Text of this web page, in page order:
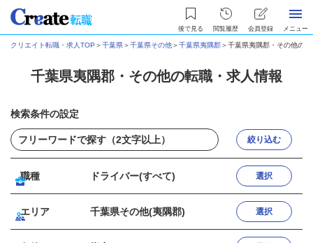
後で見る 閲覧履歴 会員登録 メニュー
クリエイト転職・求人TOP ＞千葉県＞千葉県その他＞千葉県夷隅郡＞千葉県夷隅郡・その他の
千葉県夷隅郡・その他の転職・求人情報
検索条件の設定
絞り込む
職種 ドライバー(すべて) 選択
エリア 千葉県その他(夷隅郡) 選択